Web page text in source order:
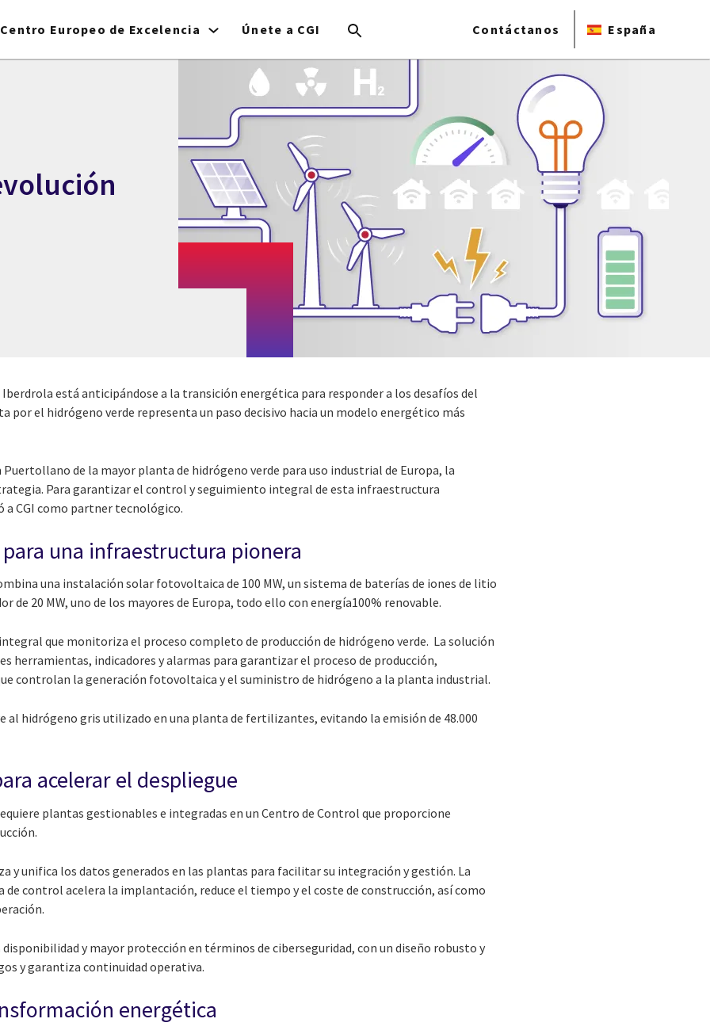
Centro Europeo de Excelencia Únete a CGI Contáctanos España
Iberdrola está anticipándose a la transición energética para responder a los desafíos del
por el hidrógeno verde representa un paso decisivo hacia un modelo energético más
Puertollano de la mayor planta de hidrógeno verde para uso industrial de Europa, la
Para garantizar el control y seguimiento integral de esta infraestructura
CGI como partner tecnológico.
una infraestructura pionera
una instalación solar fotovoltaica de 100 MW, un sistema de baterías de iones de litio
de 20 MW, uno de los mayores de Europa, todo ello con energía100% renovable.
que monitoriza el proceso completo de producción de hidrógeno verde. La solución
herramientas, indicadores y alarmas para garantizar el proceso de producción,
controlan la generación fotovoltaica y el suministro de hidrógeno a la planta industrial.
al hidrógeno gris utilizado en una planta de fertilizantes, evitando la emisión de 48.000
acelerar el despliegue
plantas gestionables e integradas en un Centro de Control que proporcione
y unifica los datos generados en las plantas para facilitar su integración y gestión. La
de control acelera la implantación, reduce el tiempo y el coste de construcción, así como
y mayor protección en términos de ciberseguridad, con un diseño robusto y
y garantiza continuidad operativa.
energética